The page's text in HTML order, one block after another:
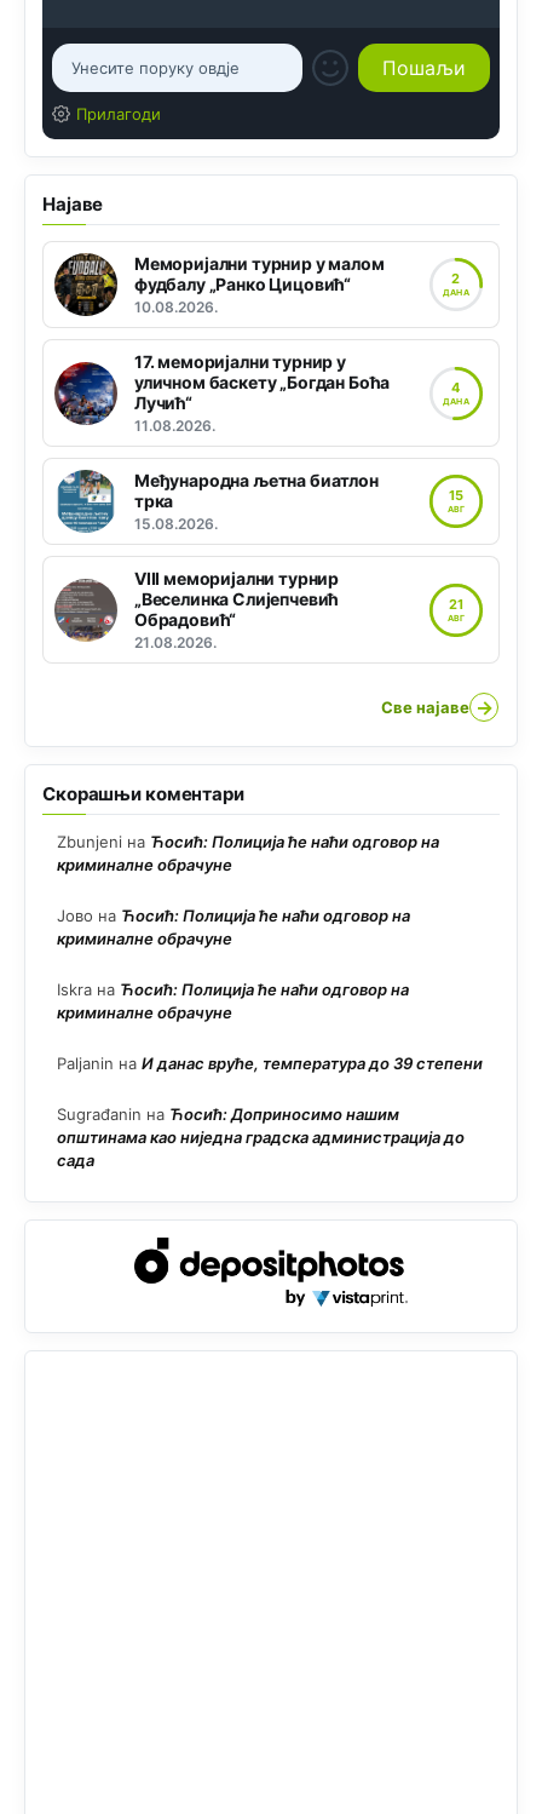
Прилагоди
Најаве
Меморијални турнир у малом
фудбалу „Ранко Цицовић“
10.08.2026.
2
ДАНА
17. меморијални турнир у
уличном баскету „Богдан Боћа
Лучић“
11.08.2026.
4
ДАНА
Међународна љетна биатлон
трка
15.08.2026.
15
АВГ
VIII меморијални турнир
„Веселинка Слијепчевић
Обрадовић“
21.08.2026.
21
АВГ
Све најаве →
Скорашњи коментари
Zbunjeni на Ћосић: Полиција ће наћи одговор на
криминалне обрачуне
Јово на Ћосић: Полиција ће наћи одговор на
криминалне обрачуне
Iskra на Ћосић: Полиција ће наћи одговор на
криминалне обрачуне
Paljanin на И данас вруће, температура до 39 степени
Sugrađanin на Ћосић: Доприносимо нашим
општинама као ниједна градска администрација до
сада